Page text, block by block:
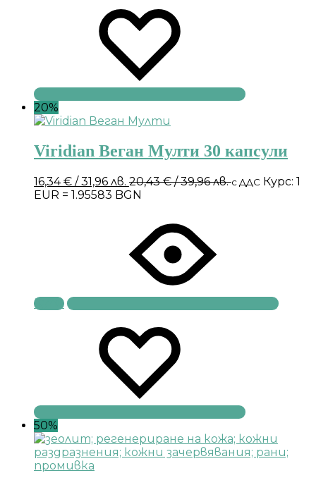
20%
Viridian Веган Мулти 30 капсули
16,34€ / 31,96 лв. 20,43€/ 39,96 лв.с ДДС Курс: 1
EUR = 1.95583 BGN
Купи
50%